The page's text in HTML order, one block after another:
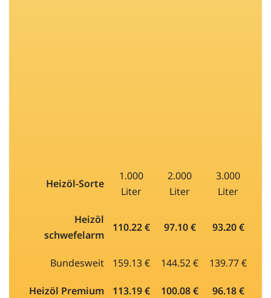
Heizöl-Sorte
1.000
Liter
2.000
Liter
3.000
Liter
Heizöl
schwefelarm
110.22 € 97.10 € 93.20 €
Bundesweit 159.13 € 144.52 € 139.77 €
Heizöl Premium 113.19 € 100.08 € 96.18 €